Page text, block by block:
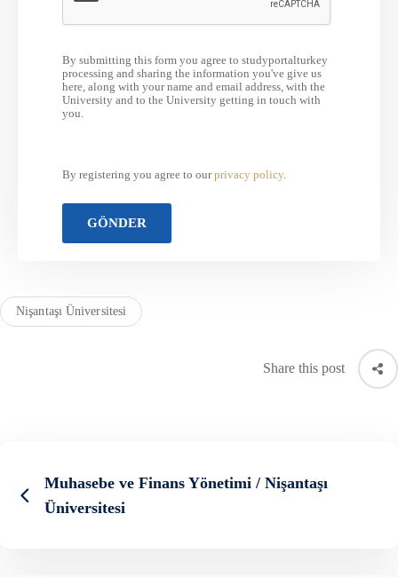
By submitting this form you agree to studyportalturkey
processing and sharing the information you've give us
here, along with your name and email address, with the
University and to the University getting in touch with
you.
By registering you agree to ourprivacy policy.
Nişantaşı Üniversitesi
Share this post
Muhasebe ve Finans Yönetimi / Nişantaşı
Üniversitesi